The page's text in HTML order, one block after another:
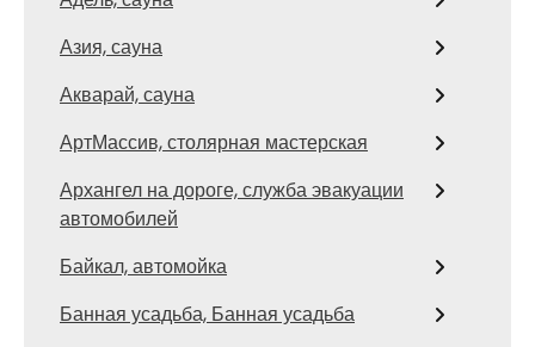
Азия, сауна
Акварай, сауна
АртМассив, столярная мастерская
Архангел на дороге, служба эвакуации
автомобилей
Байкал, автомойка
Банная усадьба, Банная усадьба